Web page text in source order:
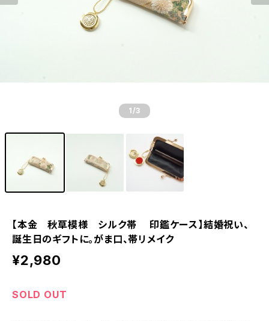
1 /3
【本金 秋草模様 シルク帯 印鑑ケース】結婚祝い、
誕生日のギフトに。がま口、帯リメイク
¥2,980
SOLD OUT